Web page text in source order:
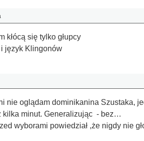
kłócą się tylko głupcy
język Klingonów
nie oglądam dominikanina Szustaka,
kilka minut. Generalizując - bez…
wyborami powiedział ,że nigdy nie